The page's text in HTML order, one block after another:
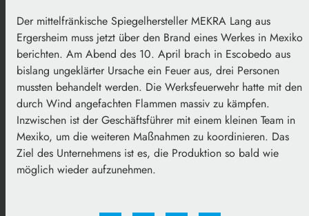
Der mittelfränkische Spiegelhersteller MEKRA Lang aus
Ergersheim muss jetzt über den Brand eines Werkes in Mexiko
berichten. Am Abend des 10. April brach in Escobedo aus
bislang ungeklärter Ursache ein Feuer aus, drei Personen
mussten behandelt werden. Die Werksfeuerwehr hatte mit den
durch Wind angefachten Flammen massiv zu kämpfen.
Inzwischen ist der Geschäftsführer mit einem kleinen Team in
Mexiko, um die weiteren Maßnahmen zu koordinieren. Das
Ziel des Unternehmens ist es, die Produktion so bald wie
möglich wieder aufzunehmen.